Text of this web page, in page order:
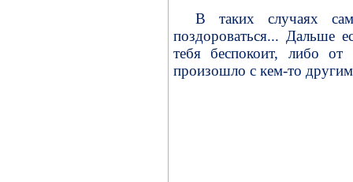
В таких случаях
поздороваться... Дальше
тебя беспокоит, либо от
произошло с кем-то